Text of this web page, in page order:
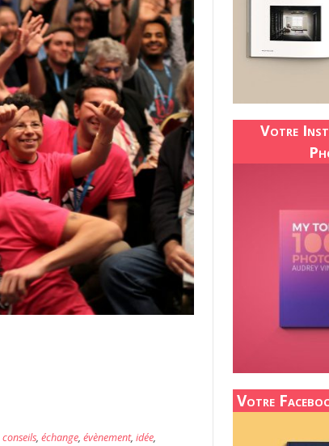
conseils, échange, évènement, idée,
Votre
Votre